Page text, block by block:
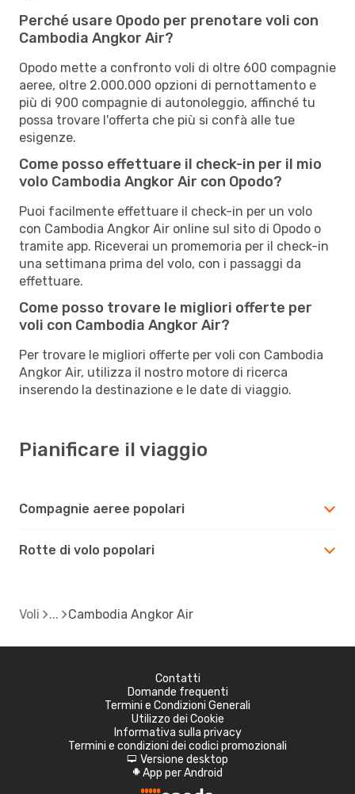
Perché usare Opodo per prenotare voli con
Cambodia Angkor Air?
Opodo mette a confronto voli di oltre 600 compagnie
aeree, oltre 2.000.000 opzioni di pernottamento e
più di 900 compagnie di autonoleggio, affinché tu
possa trovare l'offerta che più si confà alle tue
esigenze.
Come posso effettuare il check-in per il mio
volo Cambodia Angkor Air con Opodo?
Puoi facilmente effettuare il check-in per un volo
con Cambodia Angkor Air online sul sito di Opodo o
tramite app. Riceverai un promemoria per il check-in
una settimana prima del volo, con i passaggi da
effettuare.
Come posso trovare le migliori offerte per
voli con Cambodia Angkor Air?
Per trovare le migliori offerte per voli con Cambodia
Angkor Air, utilizza il nostro motore di ricerca
inserendo la destinazione e le date di viaggio.
Pianificare il viaggio
Compagnie aeree popolari
Rotte di volo popolari
Voli Cambodia Angkor Air
Contatti
Domande frequenti
Termini e Condizioni Generali
Utilizzo dei Cookie
Informativa sulla privacy
Termini e condizioni dei codici promozionali
d Versione desktop
A App per Android